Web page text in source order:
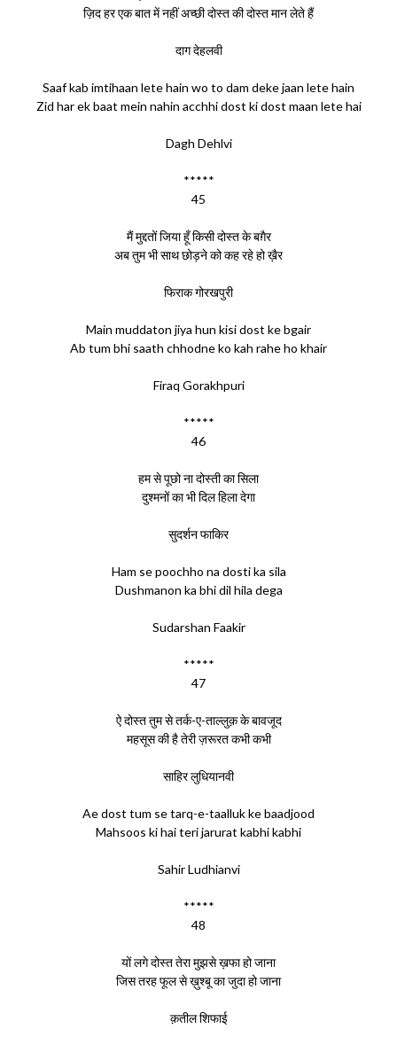
ज़िद हर एक बात में नहीं अच्छी दोस्त की दोस्त मान लेते हैं
दाग देहलवी
Saaf kab imtihaan lete hain wo to dam deke jaan lete hain
Zid har ek baat mein nahin acchhi dost ki dost maan lete hai
Dagh Dehlvi
*****
45
मैं मुद्दतों जिया हूँ किसी दोस्त के बग़ैर
अब तुम भी साथ छोड़ने को कह रहे हो ख़ैर
फिराक गोरखपुरी
Main muddaton jiya hun kisi dost ke bgair
Ab tum bhi saath chhodne ko kah rahe ho khair
Firaq Gorakhpuri
*****
46
हम से पूछो ना दोस्ती का सिला
दुश्मनों का भी दिल हिला देगा
सुदर्शन फाकिर
Ham se poochho na dosti ka sila
Dushmanon ka bhi dil hila dega
Sudarshan Faakir
*****
47
ऐ दोस्त तुम से तर्क-ए-ताल्लुक़ के बावजूद
महसूस की है तेरी ज़रूरत कभी कभी
साहिर लुधियानवी
Ae dost tum se tarq-e-taalluk ke baadjood
Mahsoos ki hai teri jarurat kabhi kabhi
Sahir Ludhianvi
*****
48
यों लगे दोस्त तेरा मुझसे ख़फा हो जाना
जिस तरह फूल से ख़ुश्बू का जुदा हो जाना
क़तील शिफाई